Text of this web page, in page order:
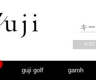
HOT
guji golf garoh